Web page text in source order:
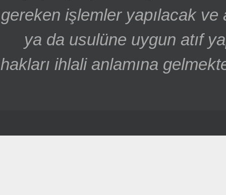
gereken işlemler yapılacak ve
ya da usulüne uygun atıf
hakları ihlali anlamına